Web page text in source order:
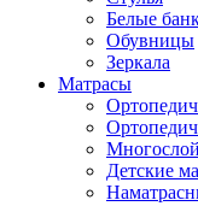
Белые
Обувницы
Зеркала
Матрасы
Детские